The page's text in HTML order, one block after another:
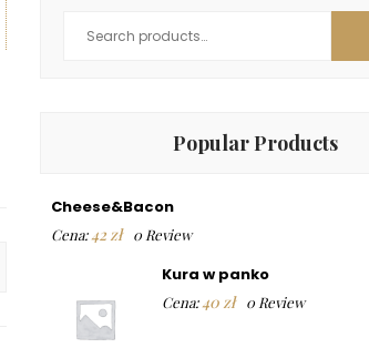
Popular Products
Cheese&Bacon
Cena:42 zł 0 Review
Kura w panko
Cena:40 zł 0 Review